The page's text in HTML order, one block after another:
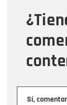
Sí,
Mensaje